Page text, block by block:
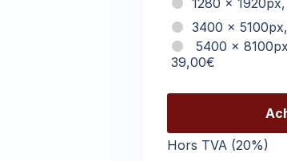
3400 x
5400 x
39,00€
Hors TVA (20%)